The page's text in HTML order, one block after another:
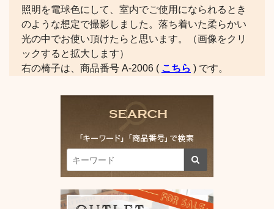
照明を電球色にして、室内でご使用になられるとき
のような想定で撮影しました。落ち着いた柔らかい
光の中でお使い頂けたらと思います。（画像をクリ
ックすると拡大します）
右の椅子は、商品番号 A-2006 ( こちら ) です。